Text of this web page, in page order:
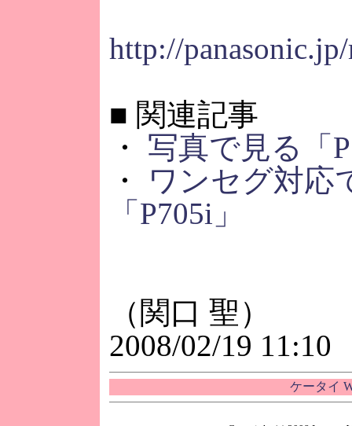
http://
■ 関連記事
・ 写真で見る「
・
ワンセグ対応
「P705i」
（関口 聖）
2008/02/19 11:10
ケータイ